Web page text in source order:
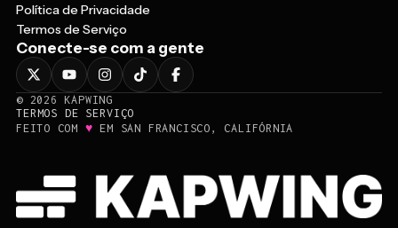
Política de Privacidade
Termos de Serviço
Conecte-se com a gente
© 2026
KAPWING
TERMOS DE SERVIÇO
FEITO COM ♥ EM SAN FRANCISCO, CALIFÓRNIA